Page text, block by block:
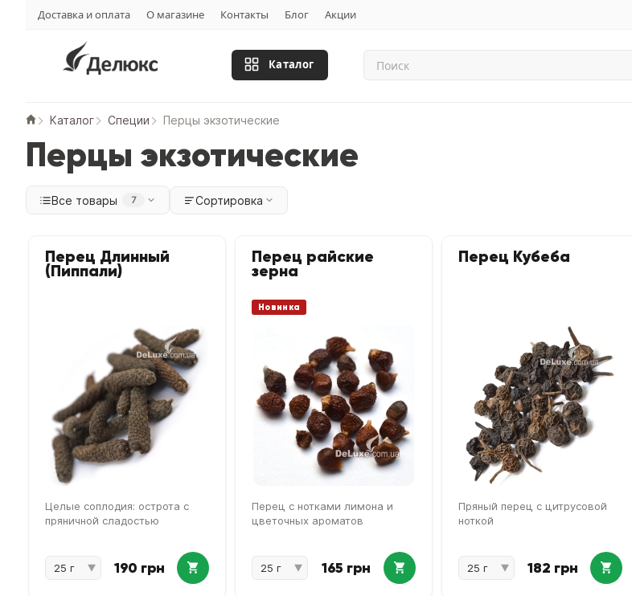
Доставка и оплата О магазине Контакты Блог Акции
Каталог
Каталог Специи Перцы экзотические
Перцы экзотические
Все товары 7 Сортировка
Перец Длинный
(Пиппали)
Целые соплодия: острота с
пряничной сладостью
190 грн
Перец райские
зерна
Новинка
Перец с нотками лимона и
цветочных ароматов
165 грн
Перец Кубеба
Пряный перец с цитрусовой
ноткой
182 грн